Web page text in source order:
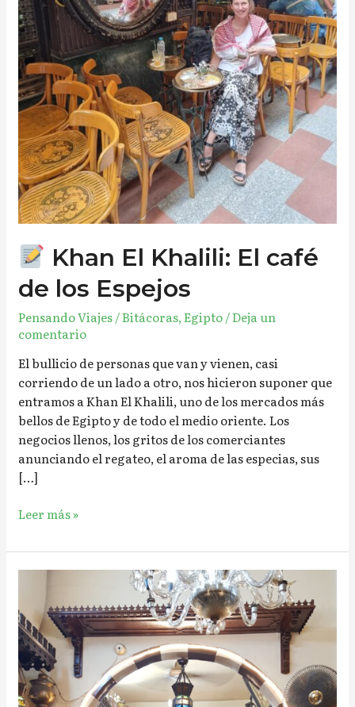
Khan El Khalili: El café
de los Espejos
Pensando Viajes/Bitácoras,Egipto/Deja un
comentario
El bullicio de personas que van y vienen, casi
corriendo de un lado a otro, nos hicieron suponer que
entramos a Khan El Khalili, uno de los mercados más
bellos de Egipto y de todo el medio oriente. Los
negocios llenos, los gritos de los comerciantes
anunciando el regateo, el aroma de las especias, sus
[…]
Leer más »
noche
en
Khan
El
Khalili